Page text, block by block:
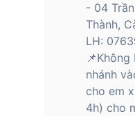
Tai nghe Redmi
mắt khi nào?
Redmi Buds 5
9/2023. Cho
vẫn chưa có dấu hiệu
- 04
Thành,
LH:
nhánh
cho em
4h) cho